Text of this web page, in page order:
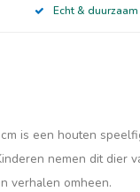
Echt &
is een houten
nemen dit dier
verhalen omheen.